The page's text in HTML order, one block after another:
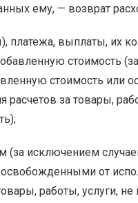
ему, — возврат
платежа, выплаты, их
стоимость
стоимость или
за товары,
(за исключением
от
работы, услуги,